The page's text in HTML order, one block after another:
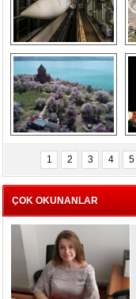
Askeri gemi
mezarlığındaki terk
edilmiş gemilerin
etkileyici
görüntüleri
Ziyaretçisiz kalan
Akdamar Adası
badem çiçekleri ile
görsel bir güzellik
1 2 3 4 5
ÇOK OKUNANLAR